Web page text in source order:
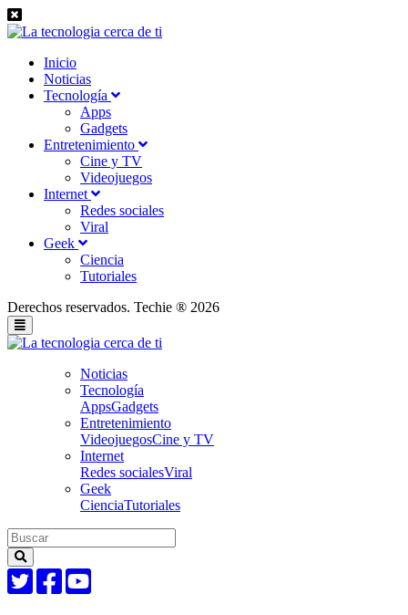
Inicio
Noticias
Tecnología
Apps
Gadgets
Entretenimiento
Cine y TV
Videojuegos
Internet
Redes sociales
Viral
Geek
Ciencia
Tutoriales
Derechos reservados. Techie ® 2026
Noticias
Tecnología
AppsGadgets
Entretenimiento
VideojuegosCine y TV
Internet
Redes socialesViral
Geek
CienciaTutoriales